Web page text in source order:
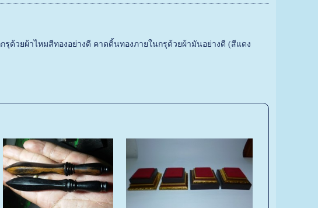
รุด้วยผ้าไหมสีทองอย่างดี คาดดิ้นทองภายในกรุด้วยผ้ามันอย่างดี (สีแดง